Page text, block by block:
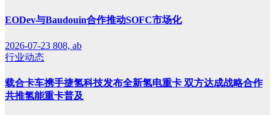
EODev与Baudouin合作推动SOFC市场化
2026-07-23 808, ab
行业动态
载合卡车携手捷氢科技发布全新氢电重卡 双方达成战略合作
共推氢能重卡普及